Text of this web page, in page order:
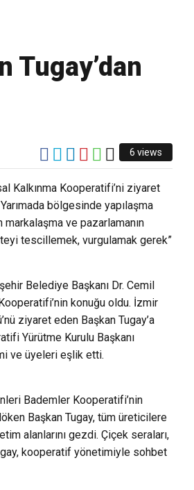
Tugay’dan
6 views
Kalkınma Kooperatifi’ni ziyaret
bölgesinde yapılaşma
markalaşma ve pazarlamanın
tescillemek, vurgulamak gerek”
Belediye Başkanı Dr. Cemil
konuğu oldu. İzmir
ziyaret eden Başkan Tugay’a
Yürütme Kurulu Başkanı
ve üyeleri eşlik etti.
Bademler Kooperatifi’nin
Başkan Tugay, tüm üreticilere
alanlarını gezdi. Çiçek seraları,
kooperatif yönetimiyle sohbet